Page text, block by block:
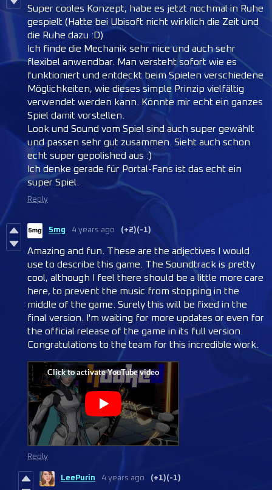
Super cooles Konzept, habe es jetzt nochmal in Ruhe
gespielt (Hatte bei Ubisoft nicht wirklich die Zeit und
die Ruhe dazu :D)
Ich finde die Mechanik sehr nice und auch sehr
flexibel anwendbar. Man versteht sofort wie es
funktioniert und entdeckt beim Spielen verschiedene
Möglichkeiten, wie dieses simple Prinzip vielfältig
verwendet werden kann. Könnte mir echt ein ganzes
Spiel damit vorstellen.
Look und Sound vom Spiel sind auch super gewählt
und passen sehr gut zusammen. Sieht auch schon
echt super gepolished aus :)
Ich denke gerade für Portal-Fans ist das echt ein
super Spiel.
Reply
5mg 4 years ago (+2)(-1)
Amazing and fun. These are the adjectives I would
use to describe this game. The Soundtrack is pretty
cool, although I feel there should be a little more care
here, to prevent the music from stopping in the
middle of the game. Surely this will be fixed in the
final version. I'm waiting for more updates or even for
the official release of the game in its full version.
Congratulations to the team for this incredible work.
Reply
LeePurin 4 years ago (+1)(-1)